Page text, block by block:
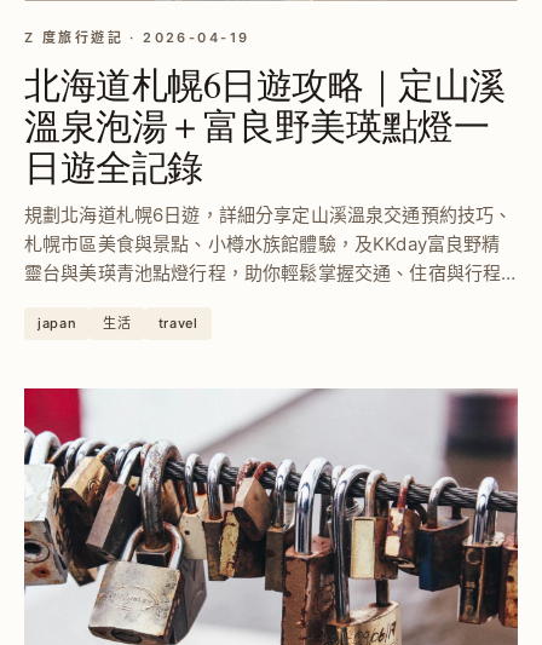
Z 度旅行遊記 · 2026-04-19
北海道札幌6日遊攻略｜定山溪
溫泉泡湯＋富良野美瑛點燈一
日遊全記錄
規劃北海道札幌6日遊，詳細分享定山溪溫泉交通預約技巧、
札幌市區美食與景點、小樽水族館體驗，及KKday富良野精
靈台與美瑛青池點燈行程，助你輕鬆掌握交通、住宿與行程
japan 生活 travel